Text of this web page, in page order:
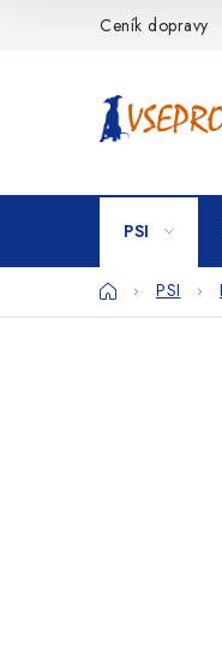
Ceník dopravy
PSI
DomůPSI